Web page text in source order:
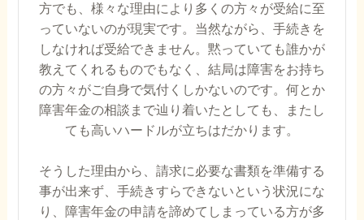
方でも、様々な理由により多くの方々が受給に至
っていないのが現実です。当然ながら、手続きを
しなければ受給できません。黙っていても誰かが
教えてくれるものでもなく、結局は障害をお持ち
の方々がご自身で気付くしかないのです。何とか
障害年金の相談まで辿り着いたとしても、またし
ても高いハードルが立ちはだかります。
そうした理由から、請求に必要な書類を準備する
事が出来ず、手続きすらできないという状況にな
り、障害年金の申請を諦めてしまっている方が多